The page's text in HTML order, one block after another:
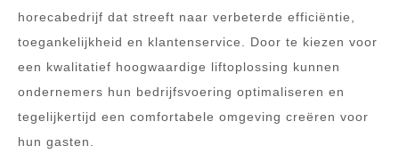
horecabedrijf dat streeft naar verbeterde efficiëntie,
toegankelijkheid en klantenservice. Door te kiezen voor
een kwalitatief hoogwaardige liftoplossing kunnen
ondernemers hun bedrijfsvoering optimaliseren en
tegelijkertijd een comfortabele omgeving creëren voor
hun gasten.